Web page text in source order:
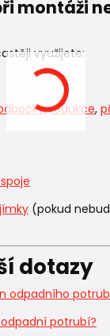
montáži
využijete:
,redukce,
(pokud
dotazy
odpadního
potrubí?